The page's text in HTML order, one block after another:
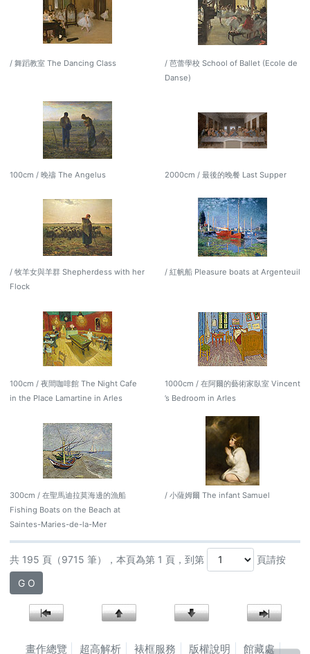
/ 舞蹈教室 The Dancing Class
/ 芭蕾學校 School of Ballet (Ecole de
Danse)
100cm / 晚禱 The Angelus 2000cm / 最後的晚餐 Last Supper
/ 牧羊女與羊群 Shepherdess with her
Flock
/ 紅帆船 Pleasure boats at Argenteuil
100cm / 夜間咖啡館 The Night Cafe
in the Place Lamartine in Arles
1000cm / 在阿爾的藝術家臥室 Vincent
’s Bedroom in Arles
300cm / 在聖馬迪拉莫海邊的漁船
Fishing Boats on the Beach at
Saintes-Maries-de-la-Mer
/ 小薩姆爾 The infant Samuel
共 195 頁（9715 筆），本頁為第 1 頁，到第
頁請按
G O
畫作總覽 超高解析 裱框服務 版權說明 館藏處